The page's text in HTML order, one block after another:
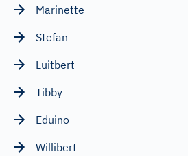
Marinette
Stefan
Luitbert
Tibby
Eduino
Willibert